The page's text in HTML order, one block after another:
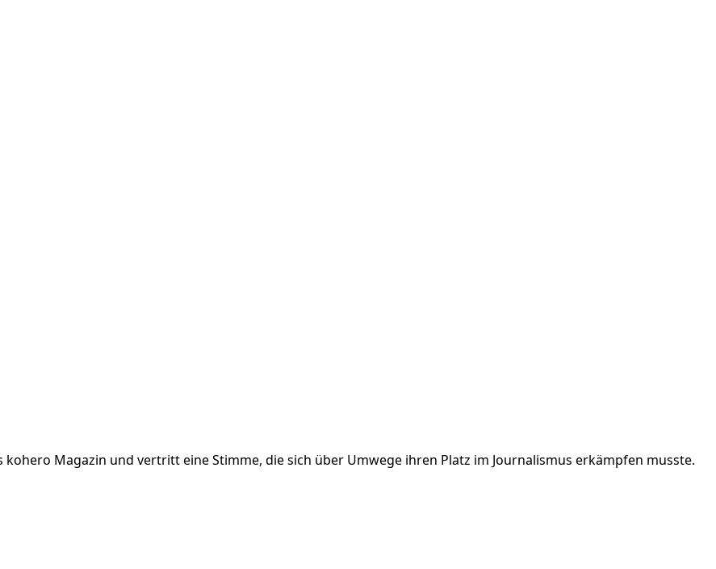
Magazin und vertritt eine Stimme, die sich über Umwege ihren Platz im Journalismus erkämpfen musste.